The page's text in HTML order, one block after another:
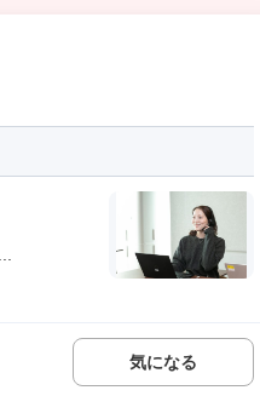
気になる